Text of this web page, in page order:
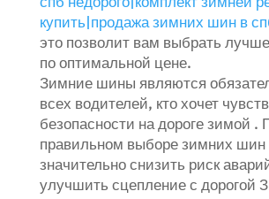
купить|продажа зимних шин в
это позволит вам выбрать
по оптимальной цене.
Зимние шины являются
всех водителей, кто хочет
безопасности на дороге зимой .
правильном выборе зимних
значительно снизить риск
улучшить сцепление с дорогой